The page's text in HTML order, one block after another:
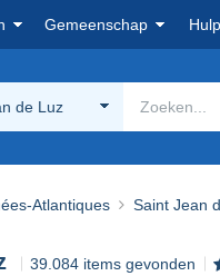
Gemeenschap
de Luz
Atlantiques Saint Jean
39.084 items gevonden